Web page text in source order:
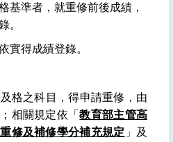
基準者，就重修前後成績，
。
實得成績登錄。
格之科目，得申請重修，由
相關規定依「教育部主管高
修及補修學分補充規定 」及